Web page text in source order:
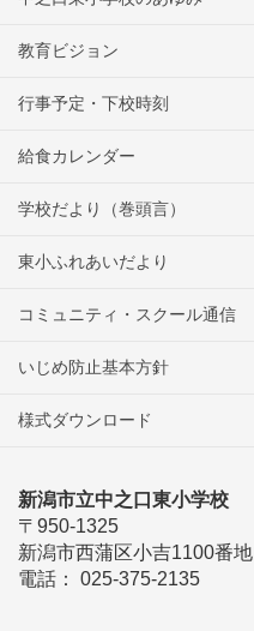
教育ビジョン
行事予定・下校時刻
給食カレンダー
学校だより（巻頭言）
東小ふれあいだより
コミュニティ・スクール通信
いじめ防止基本方針
様式ダウンロード
新潟市立中之口東小学校
〒950-1325
新潟市西蒲区小吉1100番地
電話： 025-375-2135